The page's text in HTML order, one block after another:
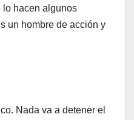
lo hacen algunos
un hombre de acción y
Nada va a detener el